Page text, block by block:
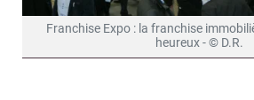
Franchise Expo : la franchise
heureux - © D.R.